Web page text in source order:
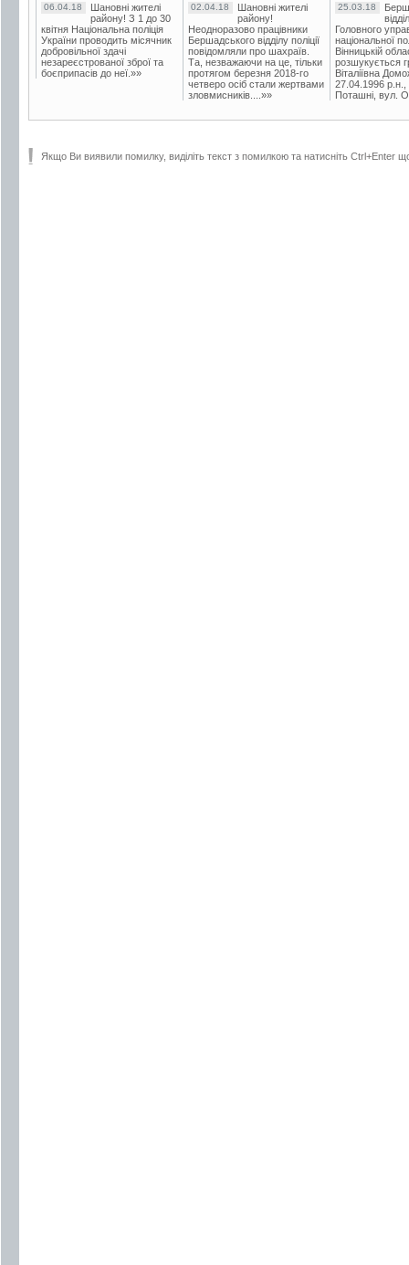
06.04.18
Шановні жителі
району! З 1 до 30
квітня Національна поліція
України проводить місячник
добровільної здачі
незареєстрованої зброї та
боєприпасів до неї.»»
02.04.18
Шановні жителі
району!
Неодноразово працівники
Бершадського відділу поліції
повідомляли про шахраїв.
Та, незважаючи на це, тільки
протягом березня 2018-го
четверо осіб стали жертвами
зловмисників....»»
25.03.18
Головного
національної
Вінницькій
розшукується
Віталіївна
27.04.1996 р.н.,
Поташні, вул.
Якщо Ви виявили помилку, виділіть текст з помилкою та натисніть Ctrl+Enter